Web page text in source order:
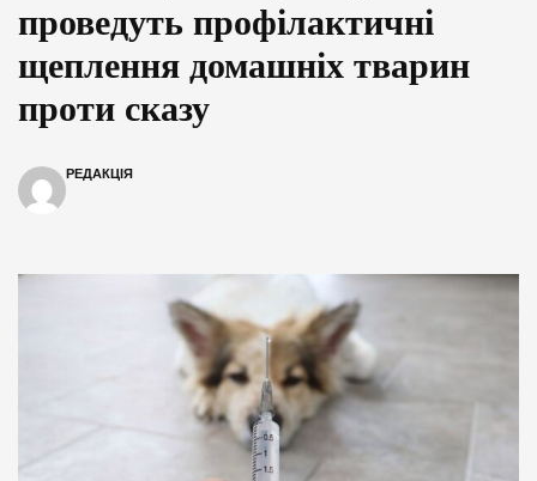
проведуть профілактичні
щеплення домашніх тварин
проти сказу
РЕДАКЦІЯ